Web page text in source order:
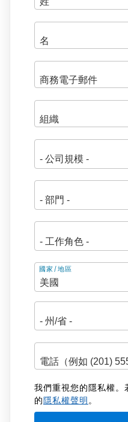
地
址
國家/地區
我們重視您的隱私權。
的隱私權聲明。